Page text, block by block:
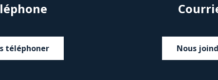
téléphoner Nous